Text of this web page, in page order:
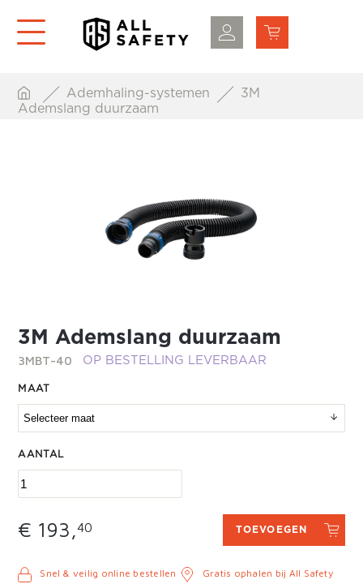
Ademhaling-systemen
3M
Ademslang duurzaam
3M Ademslang duurzaam
3MBT-40 OP BESTELLING LEVERBAAR
MAAT
AANTAL
€ 193,40 TOEVOEGEN
Snel & veilig online bestellen
Gratis ophalen bij All Safety